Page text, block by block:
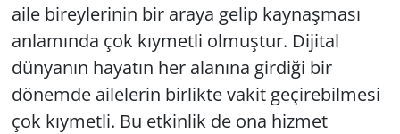
aile bireylerinin bir araya gelip kaynaşması
anlamında çok kıymetli olmuştur. Dijital
dünyanın hayatın her alanına girdiği bir
dönemde ailelerin birlikte vakit geçirebilmesi
çok kıymetli. Bu etkinlik de ona hizmet